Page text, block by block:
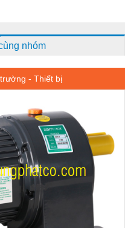
nhóm
- Thiết bị